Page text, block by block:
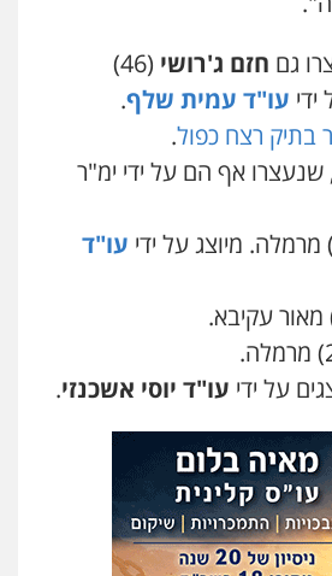
שאדי כבהא
עורכי דין לענייני אסירים
עורכי דין חן ברוך
דיני תעבורה מעצרים וחקירות
קארין לגטיוי
פשיעה חמורה מעצרים וחקירות
גיגי
צווארון לבן מעצרים הליכי הסגרה
גם חזם ג'רושי
(46)
עו"ד עמית שלף.
בתיק רצח כפול.
אף הם על ידי ימ"ר
עו"ד
על ידי עו"ד יוסי אשכנזי.